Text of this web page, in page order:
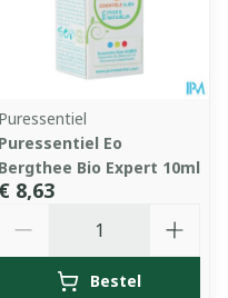
Puressentiel
Puressentiel Eo
Bergthee Bio Expert 10ml
€ 8,63
Bestel